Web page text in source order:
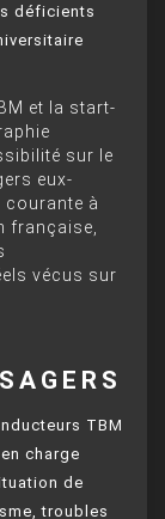
déficients
et la start-
sur le
eux-
courante à
française,
vécus sur
TBM
charge
de
troubles